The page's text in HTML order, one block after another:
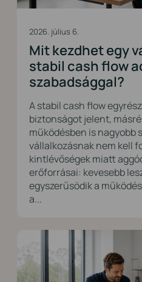
2026. július 6.
Mit kezdhet egy
stabil cash flow
szabadsággal?
A stabil cash flow
biztonságot jelent,
működésben is nagyobb
vállalkozásnak nem kell
kintlévőségek miatt
erőforrásai: kevesebb
egyszerűsödik a
a...